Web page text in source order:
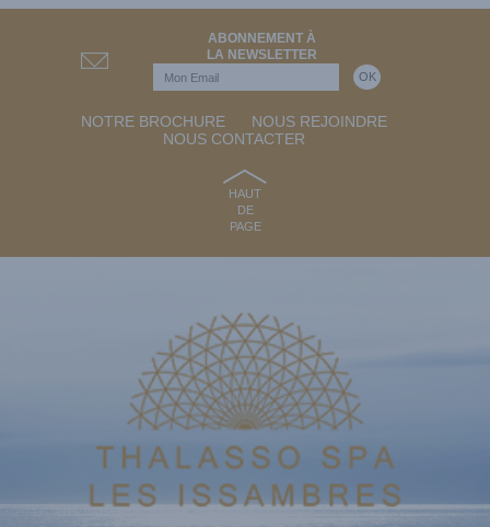
ABONNEMENT À
LA NEWSLETTER
NOTRE BROCHURE
NOUS REJOINDRE
NOUS CONTACTER
HAUT
DE
PAGE